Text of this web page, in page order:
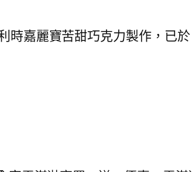
時嘉麗寶苦甜巧克力製作，已